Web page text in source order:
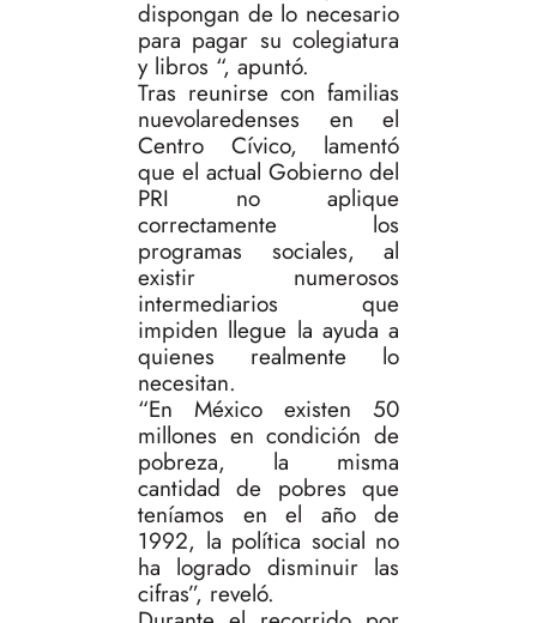
dispongan de lo necesario
para pagar su colegiatura
y libros “, apuntó.
Tras reunirse con familias
nuevolaredenses en el
Centro Cívico, lamentó
que el actual Gobierno del
PRI no aplique
correctamente los
programas sociales, al
existir numerosos
intermediarios que
impiden llegue la ayuda a
quienes realmente lo
necesitan.
“En México existen 50
millones en condición de
pobreza, la misma
cantidad de pobres que
teníamos en el año de
1992, la política social no
ha logrado disminuir las
cifras”, reveló.